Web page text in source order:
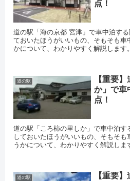
点！
道の駅「海の京都 宮津」で車中泊す
ておいたほうがいいもの、そもそも車
かについて、わかりやすく解説します。
道の駅
【重要
か」で車
点！
道の駅「ころ柿の里しか」で車中泊
しておいたほうがいいもの、そもそ
うかについて、わかりやすく解説しま
道の駅
【重要